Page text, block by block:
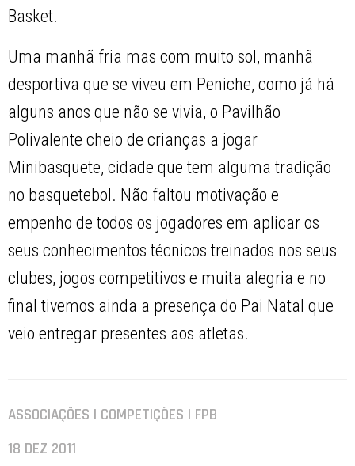
Basket.
Uma manhã fria mas com muito sol, manhã
desportiva que se viveu em Peniche, como já há
alguns anos que não se vivia, o Pavilhão
Polivalente cheio de crianças a jogar
Minibasquete, cidade que tem alguma tradição
no basquetebol. Não faltou motivação e
empenho de todos os jogadores em aplicar os
seus conhecimentos técnicos treinados nos seus
clubes, jogos competitivos e muita alegria e no
final tivemos ainda a presença do Pai Natal que
veio entregar presentes aos atletas.
ASSOCIAÇÕES | COMPETIÇÕES | FPB
18 DEZ 2011